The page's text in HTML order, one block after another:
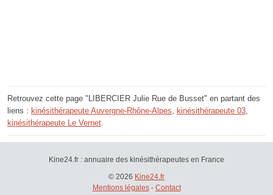
Retrouvez cette page "LIBERCIER Julie Rue de Busset" en partant des
liens : kinésithérapeute Auvergne-Rhône-Alpes kinésithérapeute 03
kinésithérapeute Le Vernet
Kine24.fr : annuaire des kinésithérapeutes en France
© 2026 Kine24.fr
Mentions légales- Contact